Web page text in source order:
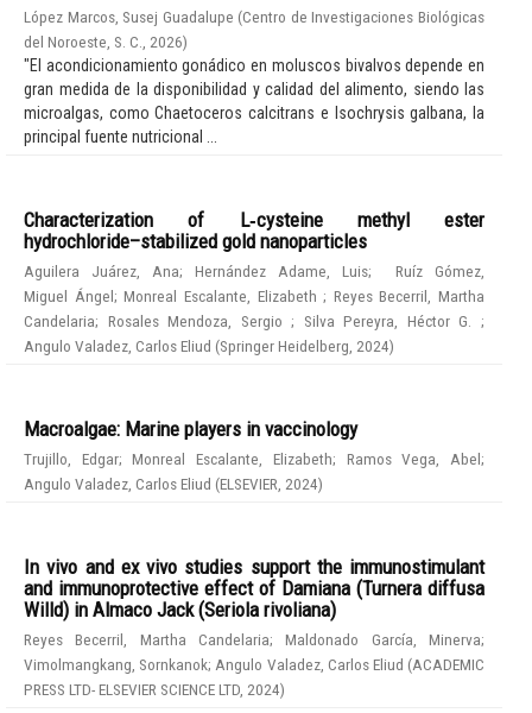
López Marcos, Susej Guadalupe (Centro de Investigaciones Biológicas
del Noroeste, S. C.
2026)
"El acondicionamiento gonádico en moluscos bivalvos depende en
gran medida de la disponibilidad y calidad del alimento, siendo las
microalgas, como Chaetoceros calcitrans e Isochrysis galbana, la
principal fuente nutricional ...
Characterization of L‑cysteine methyl ester
hydrochloride–stabilized gold nanoparticles
Aguilera Juárez, Ana; Hernández Adame, Luis;
Ruíz Gómez,
Miguel Ángel;Monreal Escalante, Elizabeth; Reyes Becerril, Martha
Candelaria; Rosales Mendoza, Sergio; Silva Pereyra, Héctor G.;
Angulo Valadez, Carlos Eliud (Springer Heidelberg 2024)
Macroalgae: Marine players in vaccinology
Trujillo, Edgar;Monreal Escalante, Elizabeth; Ramos Vega, Abel;
Angulo Valadez, Carlos Eliud (ELSEVIER 2024)
In vivo and ex vivo studies support the immunostimulant
and immunoprotective effect of Damiana (Turnera diffusa
Willd) in Almaco Jack (Seriola rivoliana)
Reyes Becerril, Martha Candelaria;Maldonado García, Minerva;
Vimolmangkang, Sornkanok; Angulo Valadez, Carlos Eliud (ACADEMIC
PRESS LTD- ELSEVIER SCIENCE LTD 2024)